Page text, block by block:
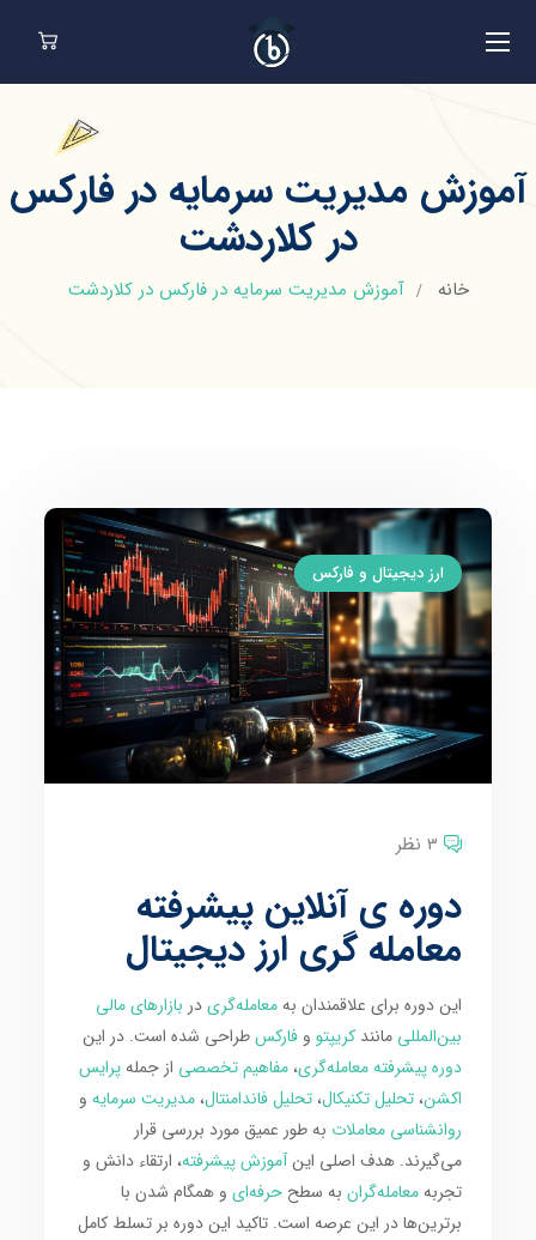
آموزش مدیریت سرمایه در فارکس
در کلاردشت
خانه آموزش مدیریت سرمایه در فارکس در کلاردشت
ارز دیجیتال و فارکس
3 نظر
دوره ی آنلاین پیشرفته
معامله گری ارز دیجیتال
این دوره برای علاقمندان بهمعامله‌گریدر بازارهای مالی
بین‌المللی مانندکریپتو وفارکسطراحی شده است. در این
دوره پیشرفته معامله‌گری،مفاهیم تخصصی از جملهپرایس
اکشن،تحلیل تکنیکال،تحلیل فاندامنتال،مدیریت سرمایه و
روانشناسی معاملات به طور عمیق مورد بررسی قرار
می‌گیرند. هدف اصلی اینآموزش پیشرفته، ارتقاء دانش و
تجربهمعامله‌گران به سطححرفه‌ای و همگام شدن با
برترین‌ها در این عرصه است. تاکید این دوره بر تسلط کامل